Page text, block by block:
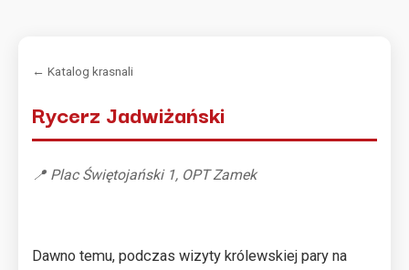
← Katalog krasnali
Rycerz Jadwiżański
📍 Plac Świętojański 1, OPT Zamek
Dawno temu, podczas wizyty królewskiej pary na